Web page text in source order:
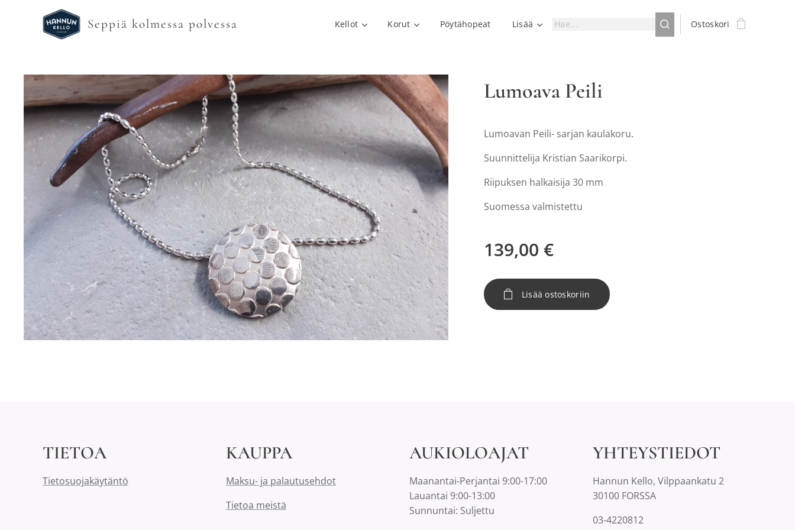
Seppiä kolmessa polvessa Kellot Korut Pöytähopeat Lisää Ostoskori
Lumoava Peili
Lumoavan Peili- sarjan kaulakoru.
Suunnittelija Kristian Saarikorpi.
Riipuksen halkaisija 30 mm
Suomessa valmistettu
139,00 €
Lisää ostoskoriin
TIETOA
Tietosuojakäytäntö
KAUPPA
Maksu- ja palautusehdot
Tietoa meistä
AUKIOLOAJAT
Maanantai-Perjantai 9:00-17:00
Lauantai 9:00-13:00
Sunnuntai: Suljettu
YHTEYSTIEDOT
Hannun Kello, Vilppaankatu 2
30100 FORSSA
03-4220812